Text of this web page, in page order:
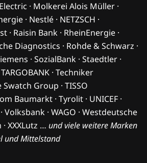
· Molkerei Alois Müller ·
· Nestlé · NETZSCH ·
· Raisin Bank · RheinEnergie ·
Diagnostics · Rohde & Schwarz ·
· SozialBank · Staedtler ·
· Techniker
Group · TISSO
Baumarkt · Tyrolit · UNICEF ·
Volksbank · WAGO · Westdeutsche
XXXLutz … und viele weitere Marken
und Mittelstand